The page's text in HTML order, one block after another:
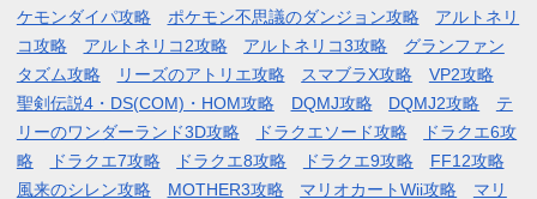
ケモンダイパ攻略
ポケモン不思議のダンジョン攻略
アルトネリ
コ攻略
アルトネリコ2攻略 アルトネリコ3攻略
グランファン
タズム攻略
リーズのアトリエ攻略 スマブラX攻略
VP2攻略
聖剣伝説4・DS(COM)・HOM攻略
DQMJ攻略 DQMJ2攻略
テ
リーのワンダーランド3D攻略
ドラクエソード攻略
ドラクエ6攻
略
ドラクエ7攻略 ドラクエ8攻略 ドラクエ9攻略
FF12攻略
風来のシレン攻略
MOTHER3攻略 マリオカートWii攻略 マリ